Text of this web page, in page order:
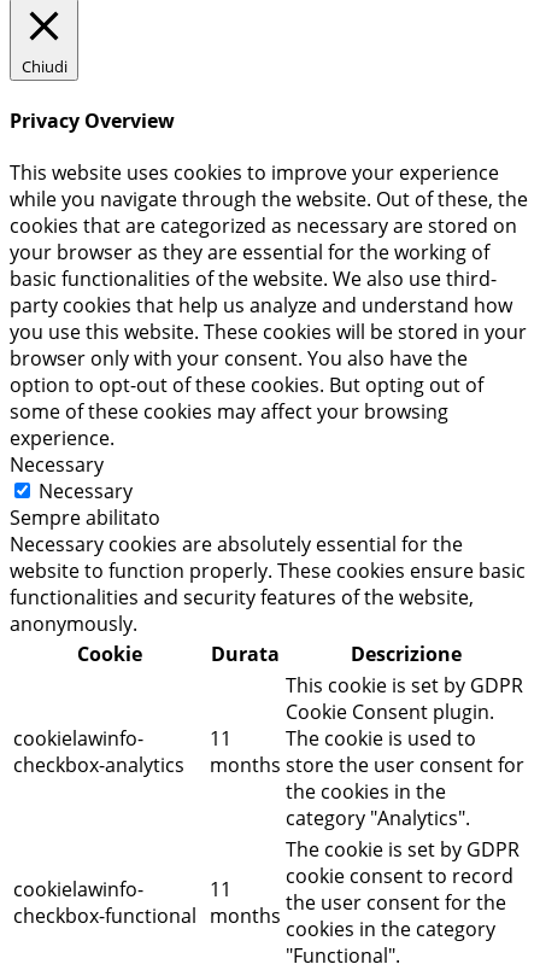
Chiudi
Privacy Overview
This website uses cookies to improve your experience
while you navigate through the website. Out of these, the
cookies that are categorized as necessary are stored on
your browser as they are essential for the working of
basic functionalities of the website. We also use third-
party cookies that help us analyze and understand how
you use this website. These cookies will be stored in your
browser only with your consent. You also have the
option to opt-out of these cookies. But opting out of
some of these cookies may affect your browsing
experience.
Necessary
Necessary
Sempre abilitato
Necessary cookies are absolutely essential for the
website to function properly. These cookies ensure basic
functionalities and security features of the website,
anonymously.
Cookie
Durata Descrizione
cookielawinfo-
checkbox-analytics
11
months
This cookie is set by GDPR
Cookie Consent plugin.
The cookie is used to
store the user consent for
the cookies in the
category "Analytics".
cookielawinfo-
checkbox-functional
11
months
The cookie is set by GDPR
cookie consent to record
the user consent for the
cookies in the category
"Functional".